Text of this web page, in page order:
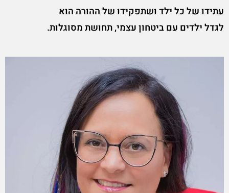
עתידו של כל ילד ושתפקידו של ההורה הוא
לגדל ילדים עם ביטחון עצמי, תחושת מסוגלות.